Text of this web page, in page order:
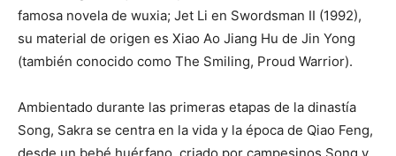
famosa novela de wuxia; Jet Li en Swordsman II (1992),
su material de origen es Xiao Ao Jiang Hu de Jin Yong
(también conocido como The Smiling, Proud Warrior).
Ambientado durante las primeras etapas de la dinastía
Song, Sakra se centra en la vida y la época de Qiao Feng,